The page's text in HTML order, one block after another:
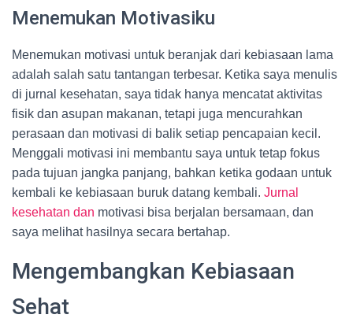
Menemukan Motivasiku
Menemukan motivasi untuk beranjak dari kebiasaan lama
adalah salah satu tantangan terbesar. Ketika saya menulis
di jurnal kesehatan, saya tidak hanya mencatat aktivitas
fisik dan asupan makanan, tetapi juga mencurahkan
perasaan dan motivasi di balik setiap pencapaian kecil.
Menggali motivasi ini membantu saya untuk tetap fokus
pada tujuan jangka panjang, bahkan ketika godaan untuk
kembali ke kebiasaan buruk datang kembali. Jurnal
kesehatan dan motivasi bisa berjalan bersamaan, dan
saya melihat hasilnya secara bertahap.
Mengembangkan Kebiasaan
Sehat